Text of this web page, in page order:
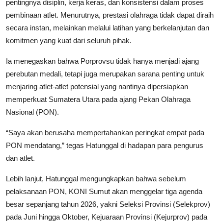
pentingnya disiplin, kerja keras, dan konsistensi dalam proses
pembinaan atlet. Menurutnya, prestasi olahraga tidak dapat diraih
secara instan, melainkan melalui latihan yang berkelanjutan dan
komitmen yang kuat dari seluruh pihak.
Ia menegaskan bahwa Porprovsu tidak hanya menjadi ajang
perebutan medali, tetapi juga merupakan sarana penting untuk
menjaring atlet-atlet potensial yang nantinya dipersiapkan
memperkuat Sumatera Utara pada ajang Pekan Olahraga
Nasional (PON).
“Saya akan berusaha mempertahankan peringkat empat pada
PON mendatang,” tegas Hatunggal di hadapan para pengurus
dan atlet.
Lebih lanjut, Hatunggal mengungkapkan bahwa sebelum
pelaksanaan PON, KONI Sumut akan menggelar tiga agenda
besar sepanjang tahun 2026, yakni Seleksi Provinsi (Selekprov)
pada Juni hingga Oktober, Kejuaraan Provinsi (Kejurprov) pada